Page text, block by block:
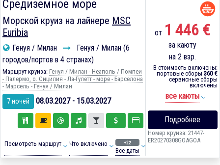
Средиземное море
Морской круиз на лайнере MSC
Euribia
Генуя / Милан
Генуя / Милан (6
городов/портов в 4 странах)
Маршрут круиза: Генуя / Милан - Неаполь / Помпеи
- Палермо, о. Сицилия - Ла-Гулетт - море - Барселона
- Марсель - Генуя / Милан
7 ночей 08.03.2027 - 15.03.2027
Посмотреть маршрут Что включено +22
Все даты
от 1 446 €
за каюту
на 2 взр.
В стоимость включены:
портовые сборы 360 €
сервисные сборы
включены
все каюты
Подробнее
Номер круиза: 21447-
ER20270308GOAGOA